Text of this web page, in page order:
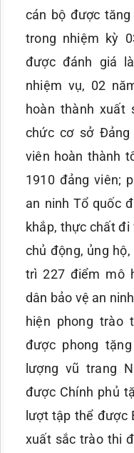
cán bộ được
trong nhiệm kỳ
được đánh giá
nhiệm vụ, 02
hoàn thành xuất
chức cơ sở Đảng
viên hoàn thành
1910 đảng viên;
an ninh Tổ quốc
khắp, thực chất
chủ động, ủng
trì 227 điểm mô
dân bảo vệ an
hiện phong trào
được phong
lượng vũ trang
được Chính phủ
lượt tập thể được
xuất sắc trào thi